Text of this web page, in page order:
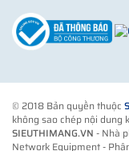
© 2018 Bản quyền thuộc
không sao chép nội dung
SIEUTHIMANG.VN - Nhà
Network Equipment -